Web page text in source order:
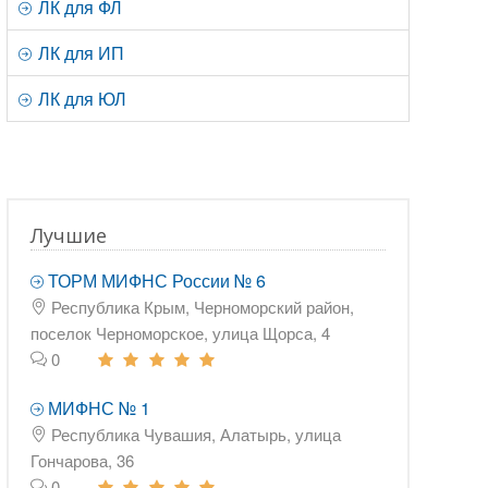
ЛК для ФЛ
ЛК для ИП
ЛК для ЮЛ
Лучшие
ТОРМ МИФНС России № 6
Республика Крым, Черноморский район,
поселок Черноморское, улица Щорса, 4
0
МИФНС № 1
Республика Чувашия, Алатырь, улица
Гончарова, 36